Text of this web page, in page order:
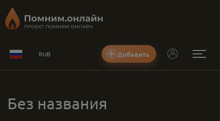
RUB Добавить
Без названия